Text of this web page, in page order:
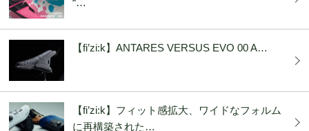
【fi’zi:k】ANTARES VERSUS EVO 00 A…
【fi’zi:k】フィット感拡大、ワイドなフォルム
に再構築された…